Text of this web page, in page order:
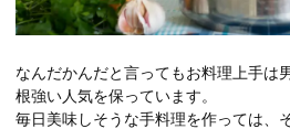
なんだかんだと言ってもお料理上手は
根強い人気を保っています。
毎日美味しそうな手料理を作っては、